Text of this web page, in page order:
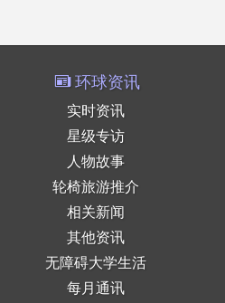
环球资讯
实时资讯
星级专访
人物故事
轮椅旅游推介
相关新闻
其他资讯
无障碍大学生活
每月通讯